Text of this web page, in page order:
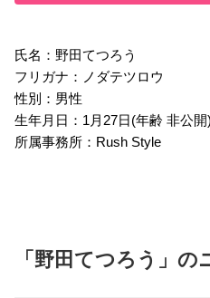
氏名：野田てつろう
フリガナ：ノダテツロウ
性別：男性
生年月日：1月27日(年齢 非公開)
所属事務所：Rush Style
「野田てつろう」の